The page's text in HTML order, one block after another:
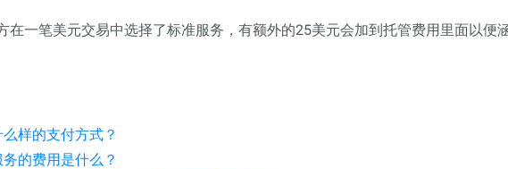
在一笔美元交易中选择了标准服务，有额外的25美元会加到托管费用里面以便
样的支付方式？
的费用是什么？